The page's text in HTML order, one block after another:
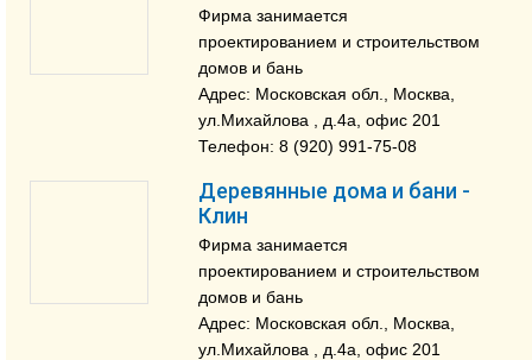
Фирма занимается
проектированием и строительством
домов и бань
Адрес: Московская обл., Москва,
ул.Михайлова , д.4a, офис 201
Телефон: 8 (920) 991-75-08
Деревянные дома и бани -
Клин
Фирма занимается
проектированием и строительством
домов и бань
Адрес: Московская обл., Москва,
ул.Михайлова , д.4a, офис 201